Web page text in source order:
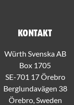
Kontakt
Würth Svenska AB
Box 1705
SE-701 17 Örebro
Berglundavägen 38
Örebro, Sweden